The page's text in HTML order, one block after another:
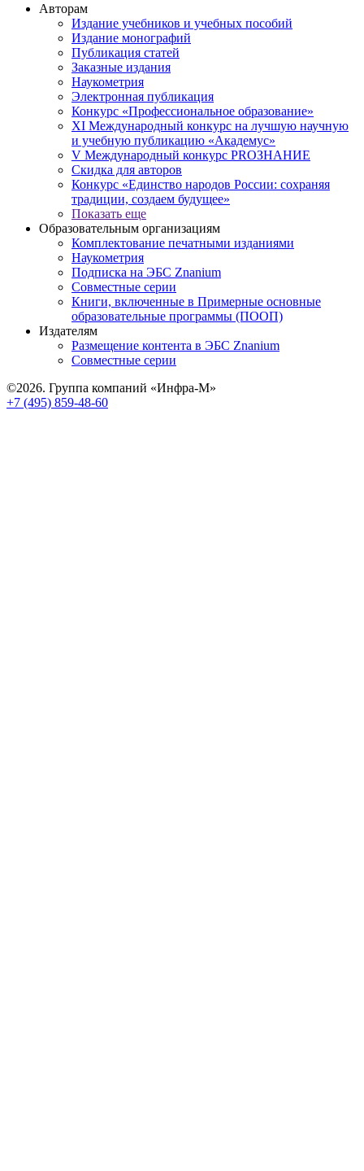
Авторам
Издание учебников и учебных пособий
Издание монографий
Публикация статей
Заказные издания
Наукометрия
Электронная публикация
Конкурс «Профессиональное образование»
XI Международный конкурс на лучшую научную
и учебную публикацию «Академус»
V Международный конкурс PROЗНАНИЕ
Скидка для авторов
Конкурс «Единство народов России: сохраняя
традиции, создаем будущее»
Показать еще
Образовательным организациям
Комплектование печатными изданиями
Наукометрия
Подписка на ЭБС Znanium
Совместные серии
Книги, включенные в Примерные основные
образовательные программы (ПООП)
Издателям
Размещение контента в ЭБС Znanium
Совместные серии
©2026. Группа компаний «Инфра-М»
+7 (495) 859-48-60